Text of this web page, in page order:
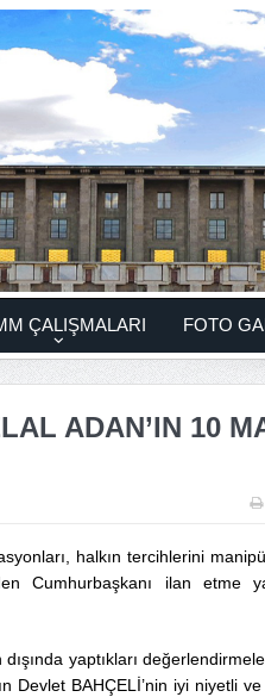
ÇALIŞMALARI FOTO
ADAN’IN 10
halkın tercihlerini
Cumhurbaşkanı ilan etme
yaptıkları
Devlet BAHÇELİ’nin iyi niyetli